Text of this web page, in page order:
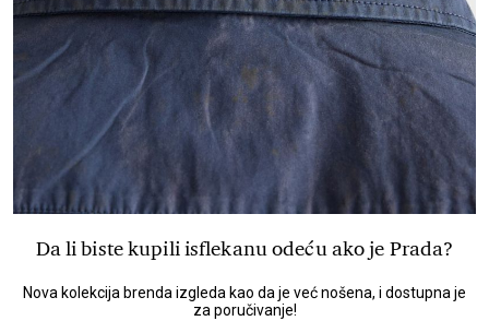
Da li biste kupili isflekanu odeću ako je Prada?
Nova kolekcija brenda izgleda kao da je već nošena, i dostupna je
za poručivanje!